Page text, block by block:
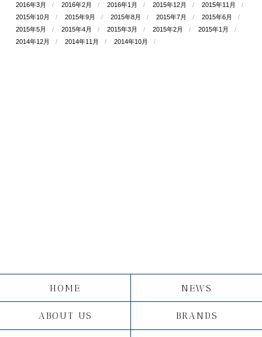
2016年3月
2016年2月 2016年1月 2015年12月
2015年11月
2015年10月
2015年9月 2015年8月 2015年7月
2015年6月
2015年5月
2015年4月 2015年3月 2015年2月
2015年1月
2014年12月
2014年11月 2014年10月
HOME NEWS
ABOUT US BRANDS